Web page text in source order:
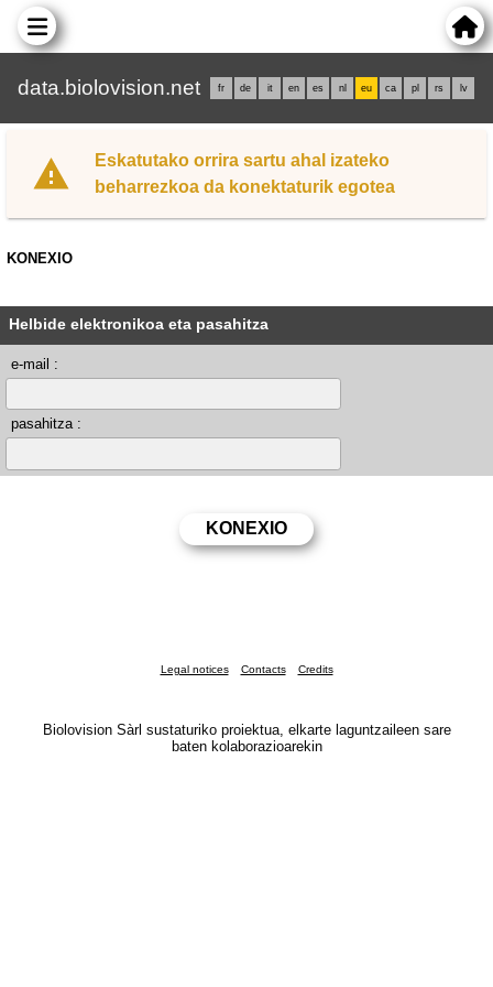
data.biolovision.net fr de it en es nl eu ca pl rs lv
Eskatutako orrira sartu ahal izateko
beharrezkoa da konektaturik egotea
KONEXIO
Helbide elektronikoa eta pasahitza
e-mail :
pasahitza :
Legal notices Contacts Credits
Biolovision Sàrl sustaturiko proiektua, elkarte laguntzaileen sare
baten kolaborazioarekin